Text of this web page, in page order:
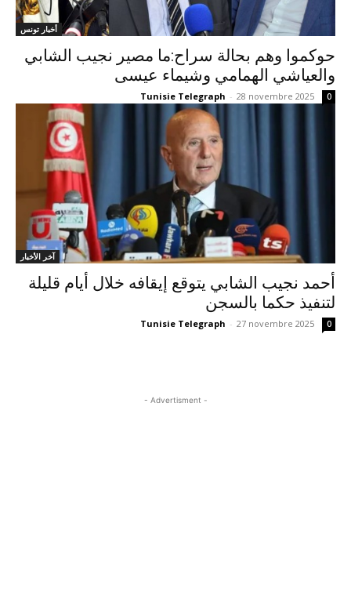
أخبار تونس
حوكموا وهم بحالة سراح:ما مصير نجيب الشابي
والعياشي الهمامي وشيماء عيسى
Tunisie Telegraph - 28 novembre 2025 0
آخر الأخبار
أحمد نجيب الشابي يتوقع إيقافه خلال أيام قليلة
لتنفيذ حكما بالسجن
Tunisie Telegraph - 27 novembre 2025 0
- Advertisment -